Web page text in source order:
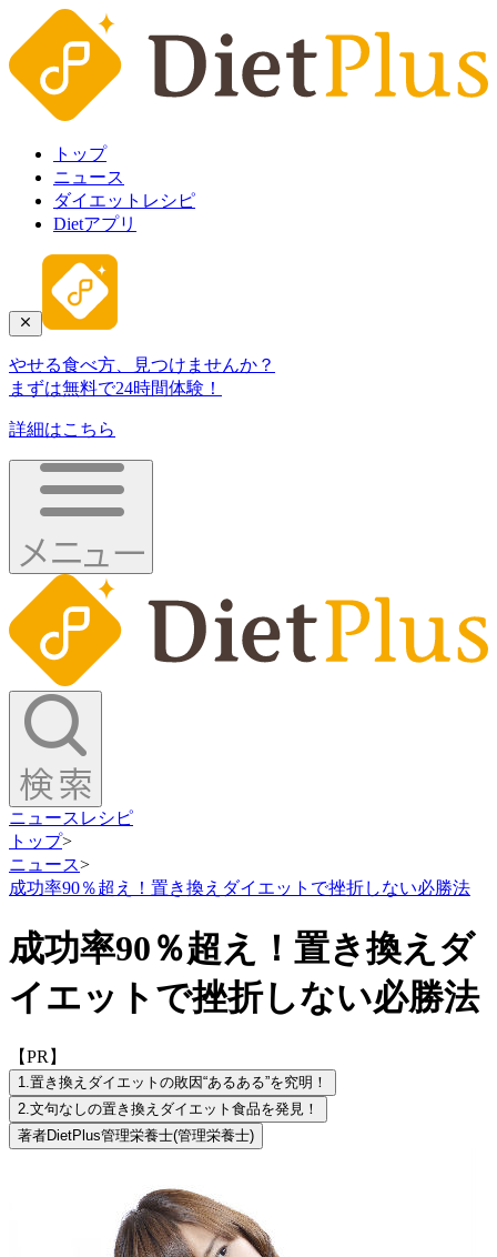
トップ
ニュース
ダイエットレシピ
Dietアプリ
やせる食べ方、見つけませんか？
まずは無料で24時間体験！
詳細はこちら
ニュース レシピ
トップ>
ニュース>
成功率90％超え！置き換えダイエットで挫折しない必勝法
成功率90％超え！置き換えダ
イエットで挫折しない必勝法
【PR】
1.置き換えダイエットの敗因“あるある”を究明！
2.文句なしの置き換えダイエット食品を発見！
著者DietPlus管理栄養士(管理栄養士)